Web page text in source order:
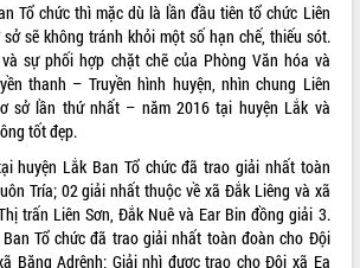
và Môi
khảo sát
đóng gói
biến các
và xúc
động thích
xuất khẩu
Tổ chức thì mặc dù là lần đầu tiên tổ chức Liên
sẽ không tránh khỏi một số hạn chế, thiếu sót.
sự phối hợp chặt chẽ của Phòng Văn hóa và
thanh – Truyền hình huyện, nhìn chung Liên
sở lần thứ nhất – năm 2016 tại huyện Lắk và
tốt đẹp.
huyện Lắk Ban Tổ chức đã trao giải nhất toàn
Tría; 02 giải nhất thuộc về xã Đắk Liêng và xã
trấn Liên Sơn, Đắk Nuê và Ear Bin đồng giải 3.
Tổ chức đã trao giải nhất toàn đoàn cho Đội
Băng Adrênh; Giải nhì được trao cho Đội xã Ea